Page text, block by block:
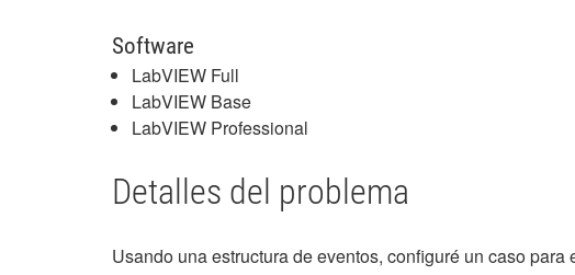
Software
LabVIEW Full
LabVIEW Base
LabVIEW Professional
Detalles del problema
Usando una estructura de eventos, configuré un caso